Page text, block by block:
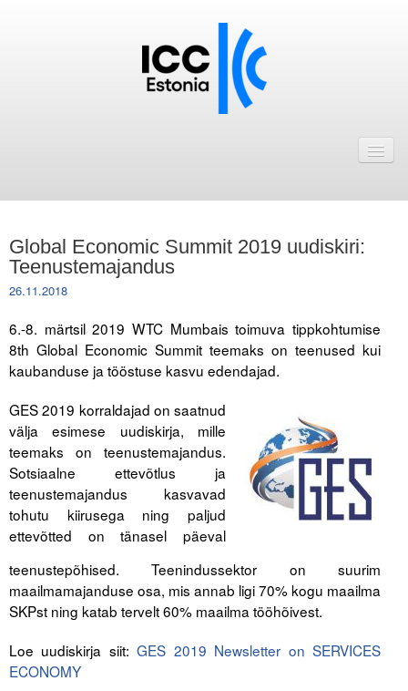
ICC Eesti liikmebaas
Liikmete pakkumised
Astu ICC Eesti liikmeks!
Kalender
ICC Eesti
Tegevused
Publikatsioonid
Arvamus
ICC WBO
ICC komisjonid
Digiraamatukogu
Global Economic Summit 2019 uudiskiri:
Teenustemajandus
26.11.2018
6.-8. märtsil 2019 WTC Mumbais toimuva tippkohtumise
8th Global Economic Summit teemaks on teenused kui
kaubanduse ja tööstuse kasvu edendajad.
GES 2019 korraldajad on saatnud
välja esimese uudiskirja, mille
teemaks on teenustemajandus.
Sotsiaalne ettevõtlus ja
teenustemajandus kasvavad
tohutu kiirusega ning paljud
ettevõtted on tänasel päeval
teenustepõhised. Teenindussektor on suurim
maailmamajanduse osa, mis annab ligi 70% kogu maailma
SKPst ning katab tervelt 60% maailma tööhõivest.
Loe uudiskirja siit:GES 2019 Newsletter on SERVICES
ECONOMY